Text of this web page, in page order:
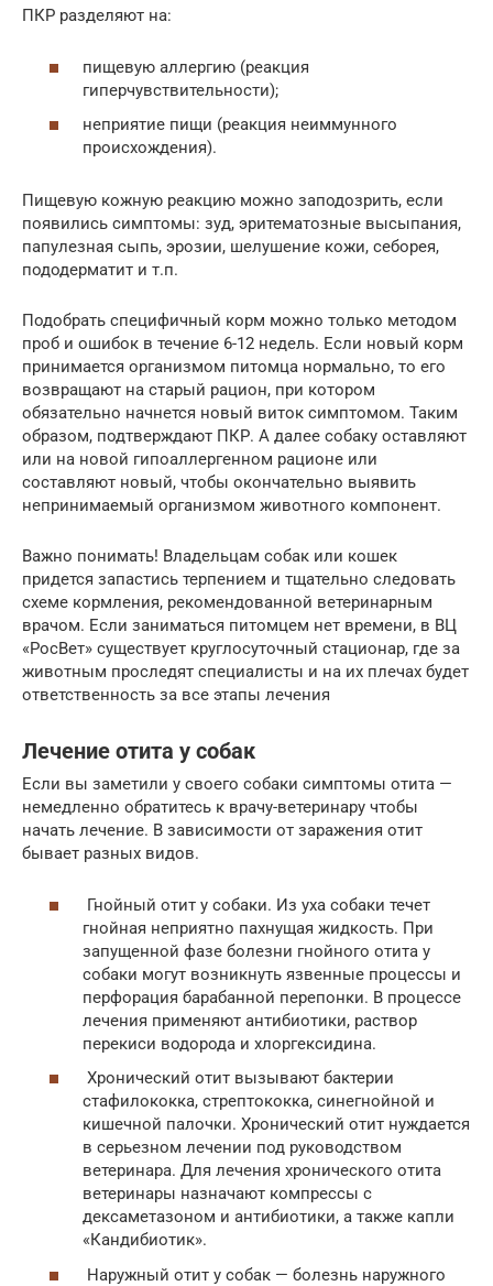
ПКР разделяют на:
пищевую аллергию (реакция
гиперчувствительности);
неприятие пищи (реакция неиммунного
происхождения).
Пищевую кожную реакцию можно заподозрить, если
появились симптомы: зуд, эритематозные высыпания,
папулезная сыпь, эрозии, шелушение кожи, себорея,
пододерматит и т.п.
Подобрать специфичный корм можно только методом
проб и ошибок в течение 6-12 недель. Если новый корм
принимается организмом питомца нормально, то его
возвращают на старый рацион, при котором
обязательно начнется новый виток симптомом. Таким
образом, подтверждают ПКР. А далее собаку оставляют
или на новой гипоаллергенном рационе или
составляют новый, чтобы окончательно выявить
непринимаемый организмом животного компонент.
Важно понимать! Владельцам собак или кошек
придется запастись терпением и тщательно следовать
схеме кормления, рекомендованной ветеринарным
врачом. Если заниматься питомцем нет времени, в ВЦ
«РосВет» существует круглосуточный стационар, где за
животным проследят специалисты и на их плечах будет
ответственность за все этапы лечения
Лечение отита у собак
Если вы заметили у своего собаки симптомы отита —
немедленно обратитесь к врачу-ветеринару чтобы
начать лечение. В зависимости от заражения отит
бывает разных видов.
Гнойный отит у собаки. Из уха собаки течет
гнойная неприятно пахнущая жидкость. При
запущенной фазе болезни гнойного отита у
собаки могут возникнуть язвенные процессы и
перфорация барабанной перепонки. В процессе
лечения применяют антибиотики, раствор
перекиси водорода и хлоргексидина.
Хронический отит вызывают бактерии
стафилококка, стрептококка, синегнойной и
кишечной палочки. Хронический отит нуждается
в серьезном лечении под руководством
ветеринара. Для лечения хронического отита
ветеринары назначают компрессы с
дексаметазоном и антибиотики, а также капли
«Кандибиотик».
Наружный отит у собак — болезнь наружного